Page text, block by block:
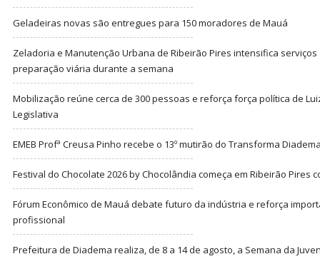
Geladeiras novas são entregues para 150 moradores de Mauá
Zeladoria e Manutenção Urbana de Ribeirão Pires intensifica
preparação viária durante a semana
Mobilização reúne cerca de 300 pessoas e reforça força política de
Legislativa
EMEB Profª Creusa Pinho recebe o 13º mutirão do Transforma
Festival do Chocolate 2026 by Chocolândia começa em Ribeirão Pires
Fórum Econômico de Mauá debate futuro da indústria e reforça
profissional
Prefeitura de Diadema realiza, de 8 a 14 de agosto, a Semana da